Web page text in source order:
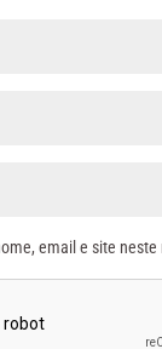
email e site